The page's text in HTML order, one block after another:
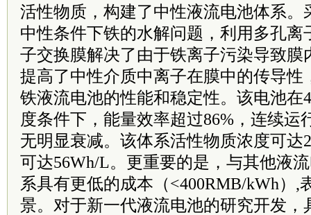
活性物质，构建了中性液流电池体系。
中性条件下铁的水解问题，利用多孔离
子交换膜解决了由于铁离子污染导致膜
提高了中性介质中离子在膜中的传导性
铁液流电池的性能和稳定性。该电池在
度条件下，能量效率超过86%，连续运
无明显衰减。该体系活性物质浓度可达
可达56Wh/L。更重要的是，与其他液
系具有更低的成本（<400RMB/kWh）,
景。对于新一代液流电池的研究开发，